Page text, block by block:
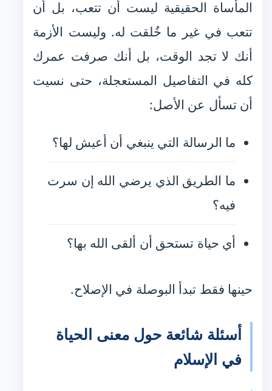
المأساة الحقيقية ليست أن تتعب، بل أن
تتعب في غير ما خُلقت له. وليست الأزمة
أنك لا تجد الوقت، بل أنك صرفت عمرك
كله في التفاصيل المستعجلة، حتى نسيت
أن تسأل عن الأصل:
ما الرسالة التي ينبغي أن أعيش لها؟
ما الطريق الذي يرضي الله إن سرت
فيه؟
أي حياة تستحق أن ألقى الله بها؟
حينها فقط تبدأ البوصلة في الإصلاح.
أسئلة شائعة حول معنى الحياة
في الإسلام